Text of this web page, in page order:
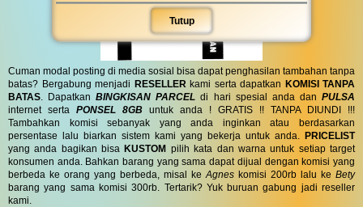
Tutup
Cuman modal posting di media sosial bisa dapat penghasilan tambahan tanpa
batas? Bergabung menjadi RESELLER kami serta dapatkan KOMISI TANPA
BATAS . DapatkanBINGKISAN PARCEL di hari spesial anda danPULSA
internet serta PONSEL 8GB untuk anda ! GRATIS !! TANPA DIUNDI !!!
Tambahkan komisi sebanyak yang anda inginkan atau berdasarkan
persentase lalu biarkan sistem kami yang bekerja untuk anda. PRICELIST
yang anda bagikan bisaKUSTOM pilih kata dan warna untuk setiap target
konsumen anda. Bahkan barang yang sama dapat dijual dengan komisi yang
berbeda ke orang yang berbeda, misal ke Agnes komisi 200rb lalu ke Bety
barang yang sama komisi 300rb. Tertarik? Yuk buruan gabung jadi reseller
kami.